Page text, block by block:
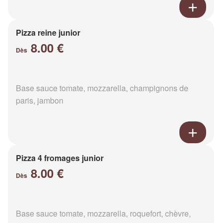
Pizza reine junior
Dès 8.00 €
Base sauce tomate, mozzarella, champignons de
paris, jambon
Pizza 4 fromages junior
Dès 8.00 €
Base sauce tomate, mozzarella, roquefort, chèvre,